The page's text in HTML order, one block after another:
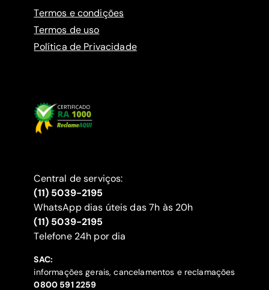
Termos e condições
Termos de uso
Política de Privacidade
Central de serviços:
(11) 5039-2195
WhatsApp dias úteis das 7h às 20h
(11) 5039-2195
‍Telefone 24h por dia
SAC:
informações gerais, cancelamentos e reclamações
‍0800 591 2259